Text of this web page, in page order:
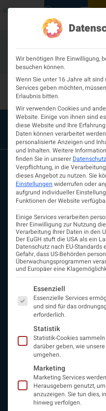
VERANSTALTUNGENPODCASTS
ÖGN
Über uns
Vorstand
Beirat
Arbeitsgemeinschaften
assoziierte Gesellschaften
EAN
Fördermitglieder
Entwicklung der Neurologoie
Neurologiereport
Mitgliedschaft
Statuten
Kontakt
Impressum
Datenschutzerklärung
Wir benötigen Ihre Einwilligung,
besuchen können.
Wenn Sie unter 16 Jahre alt
Services geben möchten,
Erlaubnis bitten.
Wir verwenden Cookies und
Website. Einige von ihnen sind
diese Website und Ihre
Daten können verarbeitet
personalisierte Anzeigen und
und Inhalten.Weitere
finden Sie in unserer
Verpflichtung, in die
dieses Angebot zu nutzen.Sie
Einstellungen widerrufen oder
aufgrund individueller
Funktionen der Website
Einige Services verarbeiten
Ihrer Einwilligung zur Nutzung
Verarbeitung Ihrer Daten in den
Der EuGH stuft die USA als ein
Datenschutz nach EU-
Gefahr, dass US-Behörden
Überwachungsprogrammen
und Europäer eine
Es folgt eine Liste der
Essenziell
Essenzielle Services
und sind für das
erforderlich.
Statistik
Statistik-Cookies
darüber geben, wie
umgehen.
Marketing
Marketing Services
Herausgebern genutzt,
anzuzeigen. Sie tun dies,
hinweg verfolgen.